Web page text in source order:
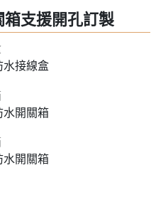
支援開孔訂製
水接線盒
水開關箱
水開關箱